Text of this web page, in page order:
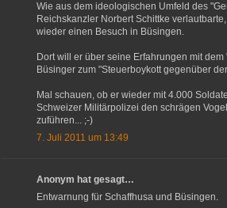
Wie aus dem ideologischen Umfeld des
Reichskanzler Norbert Schittke
wieder einen Besuch in Büsingen.
Dort will er über seine Erfahrungen mit
Büsinger zum "Steuerboykott gegenüber
Mal schauen, ob er wieder mit 4.000
Schweizer Militärpolizei den schrägen
zuführen... ;-)
7. Juli 2011 um 13:49
Anonym hat gesagt…
Entwarnung für Schaffhusa und Büsingen.